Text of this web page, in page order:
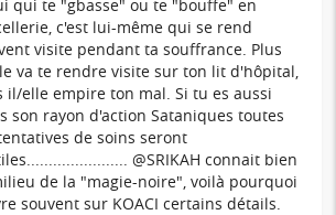
qui te "gbasse" ou te "bouffe" en
c'est lui-même qui se rend
visite pendant ta souffrance. Plus
va te rendre visite sur ton lit d'hôpital,
il/elle empire ton mal. Si tu es aussi
son rayon d'action Sataniques toutes
de soins seront
@SRIKAH connait bien
de la "magie-noire", voilà pourquoi
souvent sur KOACI certains détails.